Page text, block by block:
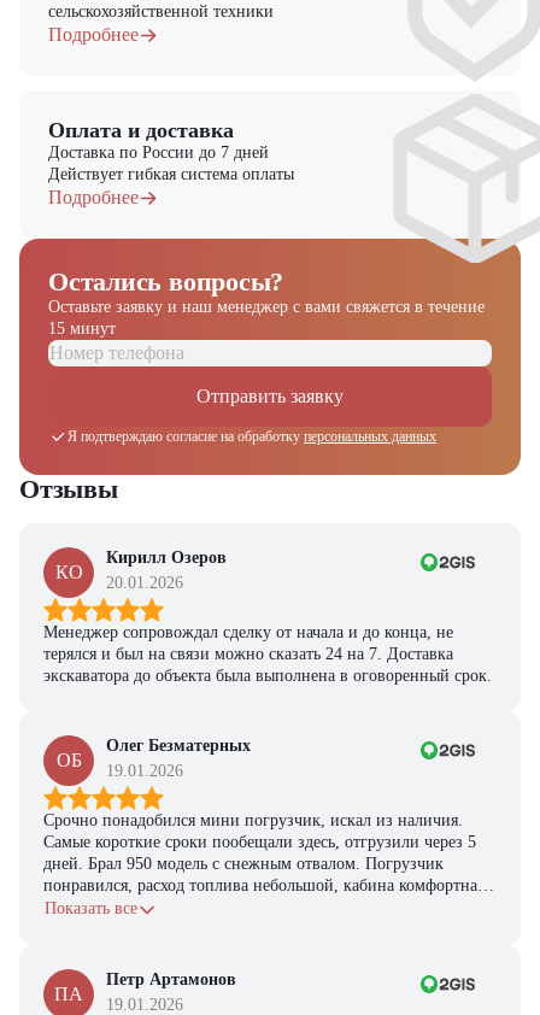
сельскохозяйственной техники
Подробнее
Оплата и доставка
Доставка по России до 7 дней
Действует гибкая система оплаты
Подробнее
Остались вопросы?
Оставьте заявку и наш менеджер с вами свяжется в течение
15 минут
Отправить заявку
Я подтверждаю согласие на обработку персональных данных
Отзывы
КО
Кирилл Озеров
20.01.2026
Менеджер сопровождал сделку от начала и до конца, не
терялся и был на связи можно сказать 24 на 7. Доставка
экскаватора до объекта была выполнена в оговоренный срок.
ОБ
Олег Безматерных
19.01.2026
Срочно понадобился мини погрузчик, искал из наличия.
Самые короткие сроки пообещали здесь, отгрузили через 5
дней. Брал 950 модель с снежным отвалом. Погрузчик
понравился, расход топлива небольшой, кабина комфортная,
с задачами справляется.
Показать все
ПА
Петр Артамонов
19.01.2026